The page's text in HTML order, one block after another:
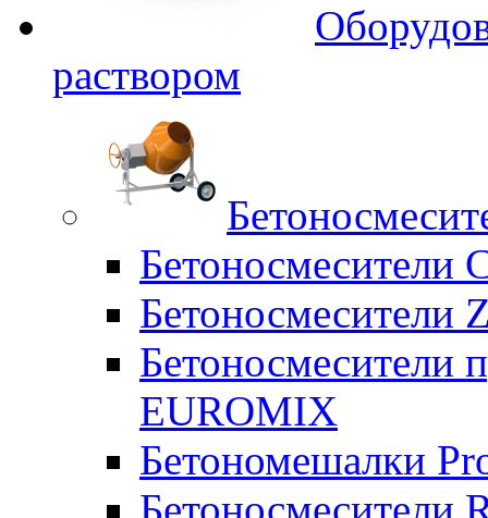
раствором
Бетоносмесители
Бетоносмесители
Бетоносмесители
EUROMIX
Бетономешалки
Бетоносмесители